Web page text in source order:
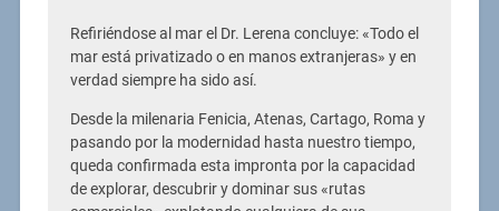
Refiriéndose al mar el Dr. Lerena concluye: «Todo el
mar está privatizado o en manos extranjeras» y en
verdad siempre ha sido así.
Desde la milenaria Fenicia, Atenas, Cartago, Roma y
pasando por la modernidad hasta nuestro tiempo,
queda confirmada esta impronta por la capacidad
de explorar, descubrir y dominar sus «rutas